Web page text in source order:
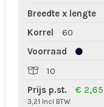
Breedte x lengte
Korrel
60
Voorraad
10
Prijs p.st.
€ 2,65
3,21 Incl BTW